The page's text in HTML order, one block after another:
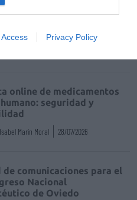
Privacy Policy
Baleares
online de medicamentos
seguridad y
Isabel Marín Moral 28/07/2026
de comunicaciones para el
Nacional
de Oviedo